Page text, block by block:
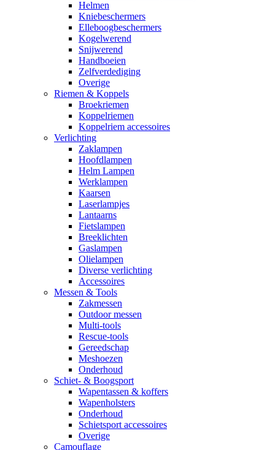
Helmen
Kniebeschermers
Elleboogbeschermers
Kogelwerend
Snijwerend
Handboeien
Zelfverdediging
Overige
Riemen & Koppels
Broekriemen
Koppelriemen
Koppelriem accessoires
Verlichting
Zaklampen
Hoofdlampen
Helm Lampen
Werklampen
Kaarsen
Laserlampjes
Lantaarns
Fietslampen
Breeklichten
Gaslampen
Olielampen
Diverse verlichting
Accessoires
Messen & Tools
Zakmessen
Outdoor messen
Multi-tools
Rescue-tools
Gereedschap
Meshoezen
Onderhoud
Schiet- & Boogsport
Wapentassen & koffers
Wapenholsters
Onderhoud
Schietsport accessoires
Overige
Camouflage